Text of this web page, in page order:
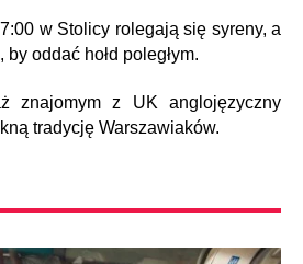
w Stolicy rolegają się syreny, a
oddać hołd poległym.
znajomym z UK anglojęzyczny
tradycję Warszawiaków.